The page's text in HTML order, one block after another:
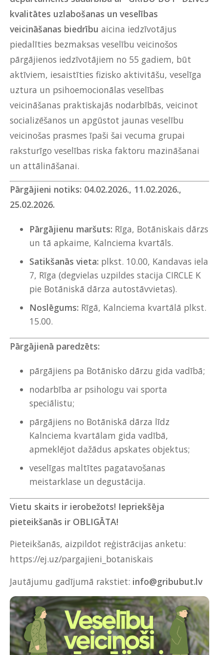
kvalitātes uzlabošanas un veselības
veicināšanas biedrību aicina iedzīvotājus
piedalīties bezmaksas veselību veicinošos
pārgājienos iedzīvotājiem no 55 gadiem, būt
aktīviem, iesaistīties fizisko aktivitāšu, veselīga
uztura un psihoemocionālas veselības
veicināšanas praktiskajās nodarbībās, veicinot
socializēšanos un apgūstot jaunas veselību
veicinošas prasmes īpaši šai vecuma grupai
raksturīgo veselības riska faktoru mazināšanai
un attālināšanai.
Pārgājieni notiks: 04.02.2026., 11.02.2026.,
25.02.2026.
Pārgājienu maršuts: Rīga, Botāniskais dārzs
un tā apkaime, Kalnciema kvartāls.
Satikšanās vieta: plkst. 10.00, Kandavas iela
7, Rīga (degvielas uzpildes stacija CIRCLE K
pie Botāniskā dārza autostāvvietas).
Noslēgums: Rīgā, Kalnciema kvartālā plkst.
15.00.
Pārgājienā paredzēts:
pārgājiens pa Botānisko dārzu gida vadībā;
nodarbība ar psihologu vai sporta
speciālistu;
pārgājiens no Botāniskā dārza līdz
Kalnciema kvartālam gida vadībā,
apmeklējot dažādus apskates objektus;
veselīgas maltītes pagatavošanas
meistarklase un degustācija.
Vietu skaits ir ierobežots! Iepriekšēja
pieteikšanās ir OBLIGĀTA!
Pieteikšanās, aizpildot reģistrācijas anketu:
https://ej.uz/pargajieni_botaniskais
Jautājumu gadījumā rakstiet: info@gribubut.lv